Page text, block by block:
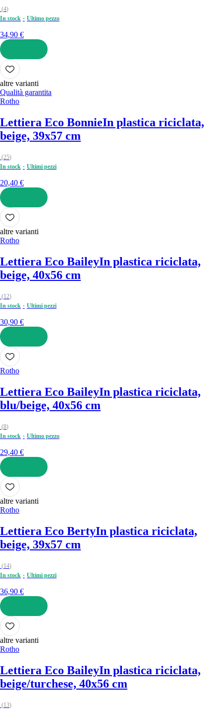
(4)
In stock
Ultimo pezzo
34,90 €
AGGIUNGI
altre varianti
Qualità garantita
Rotho
Lettiera Eco BonnieIn plastica riciclata,
beige, 39x57 cm
(25)
In stock
Ultimi pezzi
20,40 €
AGGIUNGI
altre varianti
Rotho
Lettiera Eco BaileyIn plastica riciclata,
beige, 40x56 cm
(12)
In stock
Ultimi pezzi
30,90 €
AGGIUNGI
Rotho
Lettiera Eco BaileyIn plastica riciclata,
blu/beige, 40x56 cm
(8)
In stock
Ultimo pezzo
29,40 €
AGGIUNGI
altre varianti
Rotho
Lettiera Eco BertyIn plastica riciclata,
beige, 39x57 cm
(14)
In stock
Ultimi pezzi
36,90 €
AGGIUNGI
altre varianti
Rotho
Lettiera Eco BaileyIn plastica riciclata,
beige/turchese, 40x56 cm
(13)